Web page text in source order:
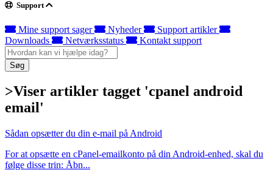
Support
Mine support sager Nyheder
Support artikler
Downloads
Netværksstatus Kontakt support
Søg
>Viser artikler tagget 'cpanel android
email'
Sådan opsætter du din e-mail på Android
For at opsætte en cPanel-emailkonto på din Android-enhed, skal du
følge disse trin: Åbn...